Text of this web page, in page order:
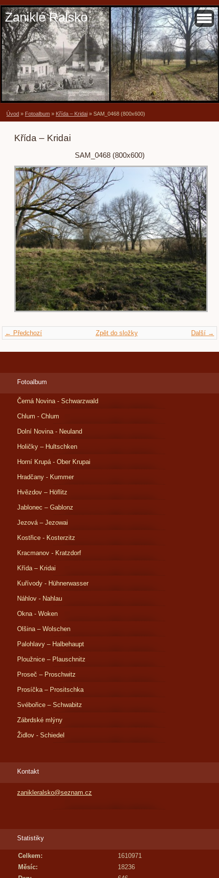
Zaniklé Ralsko
Úvod » Fotoalbum » Křída – Kridai » SAM_0468 (800x600)
Křída – Kridai
SAM_0468 (800x600)
← Předchozí Další →
Zpět do složky
Fotoalbum
Černá Novina - Schwarzwald
Chlum - Chlum
Dolní Novina - Neuland
Holičky – Hultschken
Horní Krupá - Ober Krupai
Hradčany - Kummer
Hvězdov – Höflitz
Jablonec – Gablonz
Jezová – Jezowai
Kostřice - Kosterzitz
Kracmanov - Kratzdorf
Křída – Kridai
Kuřívody - Hühnerwasser
Náhlov - Nahlau
Okna - Woken
Olšina – Wolschen
Palohlavy – Halbehaupt
Ploužnice – Plauschnitz
Proseč – Proschwitz
Prosíčka – Prositschka
Svébořice – Schwabitz
Zábrdské mlýny
Židlov - Schiedel
Kontakt
zanikleralsko@seznam.cz
Statistiky
Celkem:
1610971
Měsíc:
18236